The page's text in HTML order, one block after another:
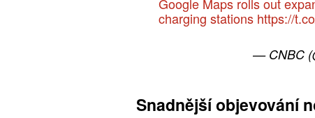
charging stations https://
— CNBC
Snadnější objevování